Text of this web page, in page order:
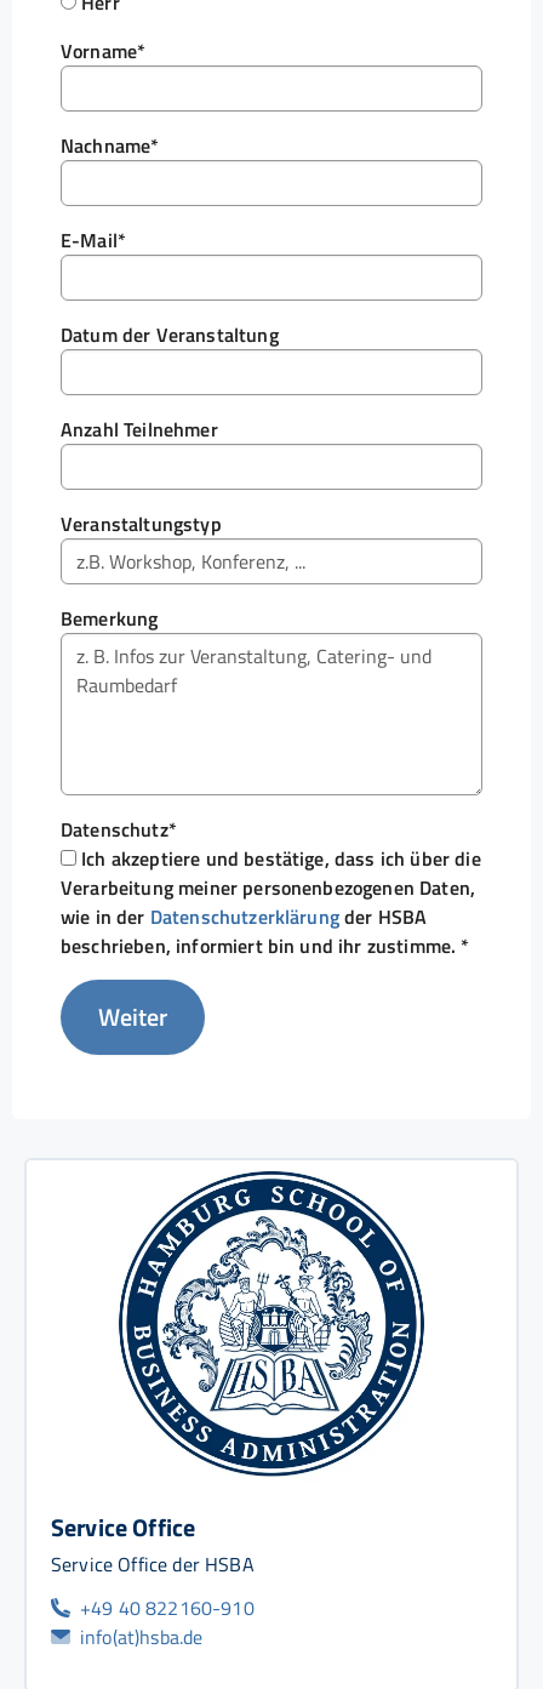
Vorname*
Nachname*
E-Mail*
Datum der Veranstaltung
Anzahl Teilnehmer
Veranstaltungstyp
Bemerkung
Datenschutz*
Verarbeitung meiner personenbezogenen Daten,
wie in der Datenschutzerklärungder HSBA
beschrieben, informiert bin und ihr zustimme. *
Service Office
Service Office der HSBA
+49 40 822160-910
info(at)hsba.de